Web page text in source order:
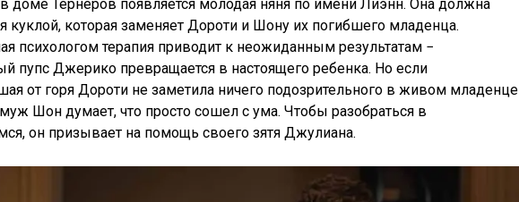
Тернеров появляется молодая няня по имени Лиэнн. Она должна
куклой, которая заменяет Дороти и Шону их погибшего младенца.
психологом терапия приводит к неожиданным результатам −
пупс Джерико превращается в настоящего ребенка. Но если
от горя Дороти не заметила ничего подозрительного в живом младенце
Шон думает, что просто сошел с ума. Чтобы разобраться в
он призывает на помощь своего зятя Джулиана.